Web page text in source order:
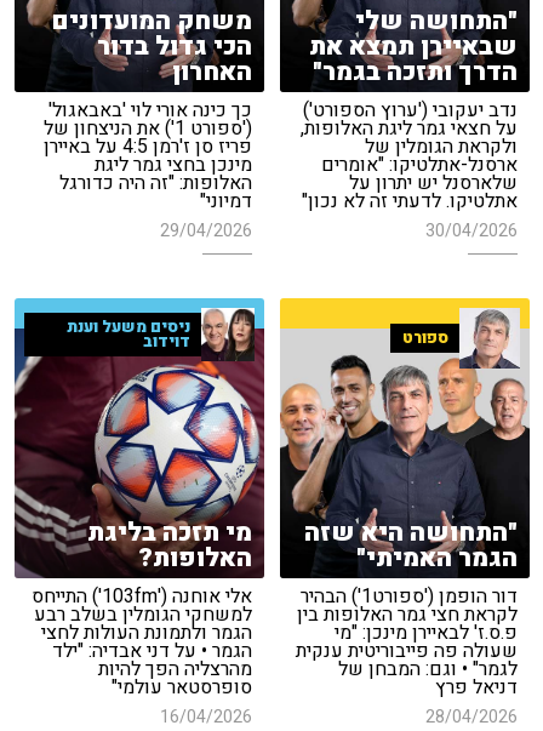
"התחושה שלי
שבאיירן תמצא את
הדרך ותזכה בגמר"
נדב יעקובי ('ערוץ הספורט')
על חצאי גמר ליגת האלופות,
ולקראת הגומלין של
ארסנל-אתלטיקו: "אומרים
שלארסנל יש יתרון על
אתלטיקו. לדעתי זה לא נכון"
30/04/2026
משחק המועדונים
הכי גדול בדור
האחרון
כך כינה אורי לוי 'באבאגול'
('ספורט 1') את הניצחון של
פריז סן ז'רמן 4:5 על באיירן
מינכן בחצי גמר ליגת
האלופות: "זה היה כדורגל
דמיוני"
29/04/2026
ספורט
"התחושה היא שזה
הגמר האמיתי"
דור הופמן ('ספורט1') הבהיר
לקראת חצי גמר האלופות בין
פ.ס.ז' לבאיירן מינכן: "מי
שעולה פה פייבוריטית ענקית
לגמר" • וגם: המבחן של
דניאל פרץ
28/04/2026
ניסים משעל וענת
דוידוב
מי תזכה בליגת
האלופות?
אלי אוחנה ('103fm') התייחס
למשחקי הגומלין בשלב רבע
הגמר ולתמונת העולות לחצי
הגמר • על דני אבדיה: "ילד
מהרצליה הפך להיות
סופרסטאר עולמי"
16/04/2026